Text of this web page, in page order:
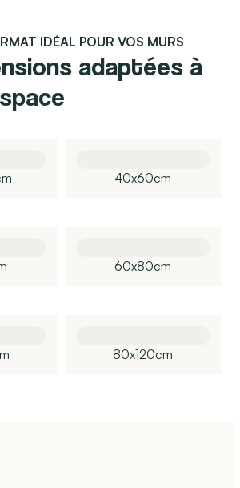
IDÉAL POUR VOS MURS
adaptées à
40x60cm
60x80cm
80x120cm